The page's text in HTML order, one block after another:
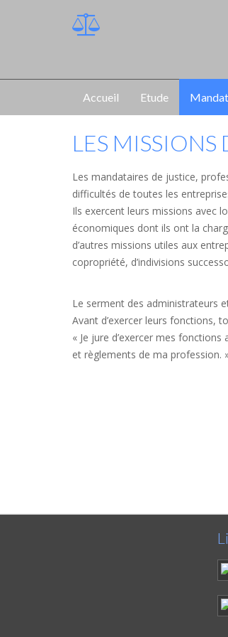
Accueil Etude Mandat
LES
Les mandataires de justice,
difficultés de toutes les
Ils exercent leurs missions avec
économiques dont ils ont la
d’autres missions utiles aux
copropriété, d’indivisions
Le serment des administrateurs
Avant d’exercer leurs fonctions,
« Je jure d’exercer mes
et règlements de ma profession.